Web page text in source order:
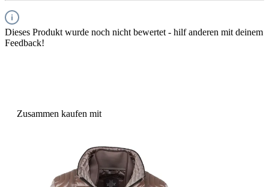
Dieses Produkt wurde noch nicht bewertet - hilf anderen mit deinem
Feedback!
Zusammen kaufen mit